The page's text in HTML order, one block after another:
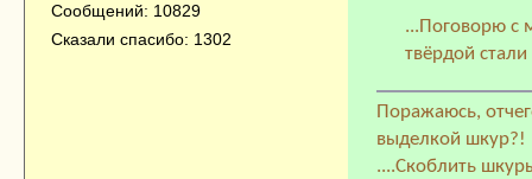
Сообщений: 10829
Сказали спасибо: 1302
...Поговорю с
твёрдой стали
Поражаюсь,
выделкой
....Скоблить